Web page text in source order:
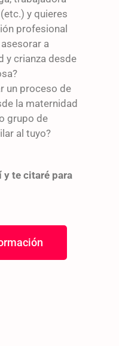
y quieres
profesional
a
y crianza desde
un proceso de
la maternidad
grupo de
al tuyo?
y te citaré para